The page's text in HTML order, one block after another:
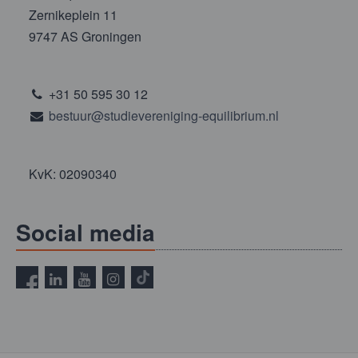
Zernikeplein 11
9747 AS Groningen
+31 50 595 30 12
bestuur@studievereniging-equilibrium.nl
KvK: 02090340
Social media